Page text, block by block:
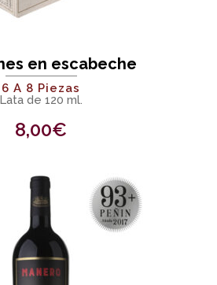
en escabeche
6 A 8 Piezas
Lata de 120 ml.
8,00€